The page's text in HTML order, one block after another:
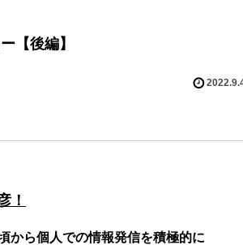
【後編】
！
ら個人での情報発信を積極的に